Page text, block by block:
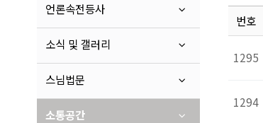
언론속전등사
소식 및 갤러리
스님법문
소통공간
번호
1295
1294